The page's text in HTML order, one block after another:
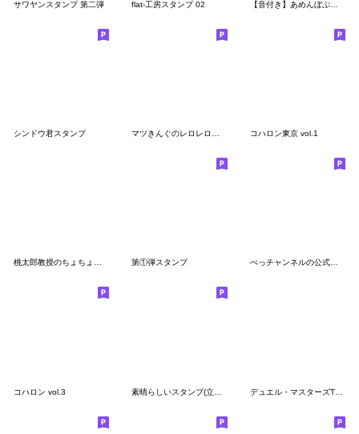
サワヤンスタンプ 第二弾 flat-工房スタンプ 02 【音付き】あめんぼぷらすの解放スタンプ
シンドウ君スタンプ コハロン東京 vol.1
桃太郎教授のちょちょちょちょスタンプ＃2 第①弾スタンプ ぺっチャンネルの公式スタンプ
コハロン vol.3 デュエル・マスターズTCG 第2弾